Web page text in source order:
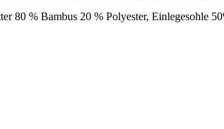
80 % Bambus 20 % Polyester, Einlegesohle